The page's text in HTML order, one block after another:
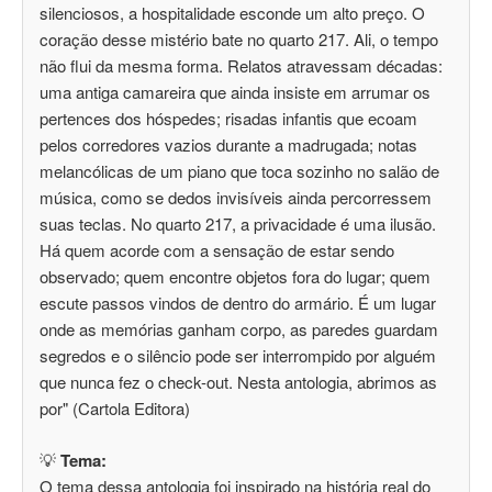
silenciosos, a hospitalidade esconde um alto preço. O
coração desse mistério bate no quarto 217. Ali, o tempo
não flui da mesma forma. Relatos atravessam décadas:
uma antiga camareira que ainda insiste em arrumar os
pertences dos hóspedes; risadas infantis que ecoam
pelos corredores vazios durante a madrugada; notas
melancólicas de um piano que toca sozinho no salão de
música, como se dedos invisíveis ainda percorressem
suas teclas. No quarto 217, a privacidade é uma ilusão.
Há quem acorde com a sensação de estar sendo
observado; quem encontre objetos fora do lugar; quem
escute passos vindos de dentro do armário. É um lugar
onde as memórias ganham corpo, as paredes guardam
segredos e o silêncio pode ser interrompido por alguém
que nunca fez o check-out. Nesta antologia, abrimos as
por" (Cartola Editora)
💡Tema:
O tema dessa antologia foi inspirado na história real do